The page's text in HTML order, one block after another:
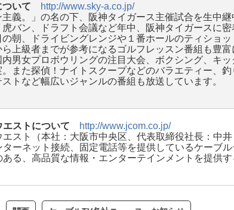
いて
http://www.sky-a.co.jp/
主義。」の名の下、阪神タイガース主催試合を生中
バン、ドラフト会議など年中、阪神タイガースに
の朝、ドライビングレンジや１番ホールのティショ
上級者までが参考になるゴルフレッスン番組も豊
男女プロボウリングの注目大会、ボクシング、キ
また探偵！ナイトスクープなどのバラエティー、
トなど幅広いジャンルの番組も放送しています。
エストについて
http://www.jcom.co.jp/
スト（本社：大阪市中央区、代表取締役社長：中
ーネット接続、固定電話等を提供しているケーブ
る、高品質な情報・エンターテインメントを提供